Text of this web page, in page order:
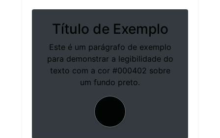
Título de Exemplo
Este é um parágrafo de exemplo
para demonstrar a legibilidade do
texto com a cor #000402 sobre
um fundo preto.